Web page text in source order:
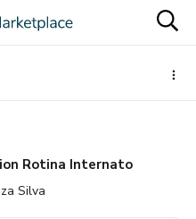
Rotina Internato
Silva